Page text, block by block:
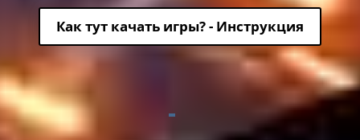
Как тут качать игры? - Инструкция